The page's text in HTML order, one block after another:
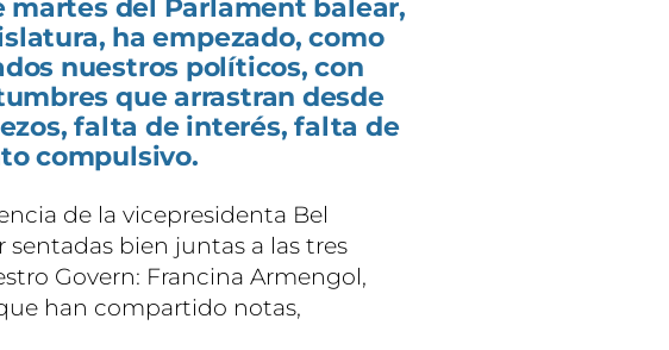
martes del Parlament balear,
ha empezado, como
nuestros políticos, con
que arrastran desde
falta de interés, falta de
compulsivo.
de la vicepresidenta Bel
bien juntas a las tres
Govern: Francina Armengol,
han compartido notas,